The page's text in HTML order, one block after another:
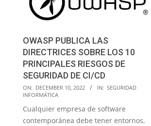
OWASP PUBLICA LAS
DIRECTRICES SOBRE LOS 10
PRINCIPALES RIESGOS DE
SEGURIDAD DE CI/CD
2022-
12-
10
ON: DECEMBER 10, 2022 IN: SEGURIDAD
INFORMÁTICA
Cualquier empresa de software
contemporánea debe tener entornos,